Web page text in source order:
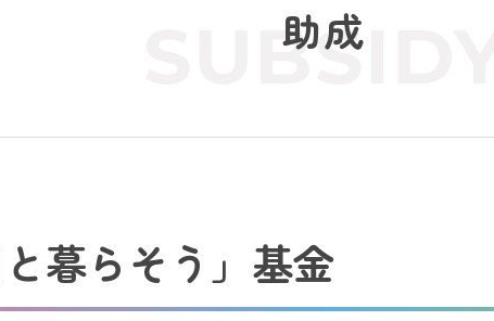
助成
SUBSIDY
と暮らそう」基金